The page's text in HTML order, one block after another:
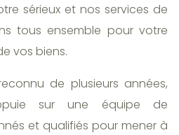
sérieux et nos services de
tous ensemble pour votre
vos biens.
de plusieurs années,
sur une équipe de
et qualifiés pour mener à